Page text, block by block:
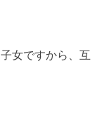
女ですから、互